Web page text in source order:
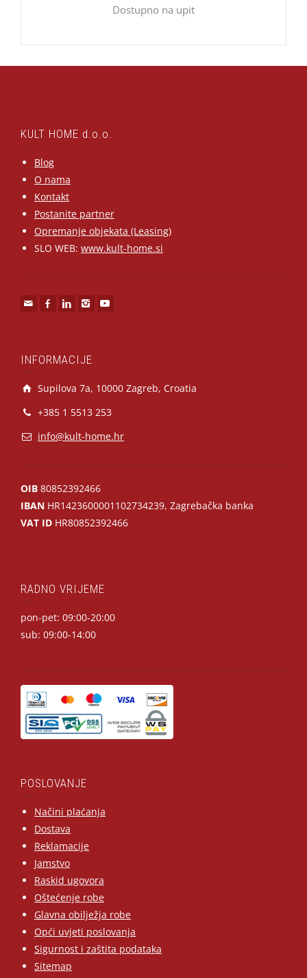
Dostupno na upit
KULT HOME d.o.o.
Blog
O nama
Kontakt
Postanite partner
Opremanje objekata (Leasing)
SLO WEB: www.kult-home.si
INFORMACIJE
Supilova 7a, 10000 Zagreb, Croatia
+385 1 5513 253
info@kult-home.hr
OIB 80852392466
IBAN HR1423600001102734239, Zagrebačka banka
VAT ID HR80852392466
RADNO VRIJEME
pon-pet: 09:00-20:00
sub: 09:00-14:00
POSLOVANJE
Načini plaćanja
Dostava
Reklamacije
Jamstvo
Raskid ugovora
Oštećenje robe
Glavna obilježja robe
Opći uvjeti poslovanja
Sigurnost i zaštita podataka
Sitemap